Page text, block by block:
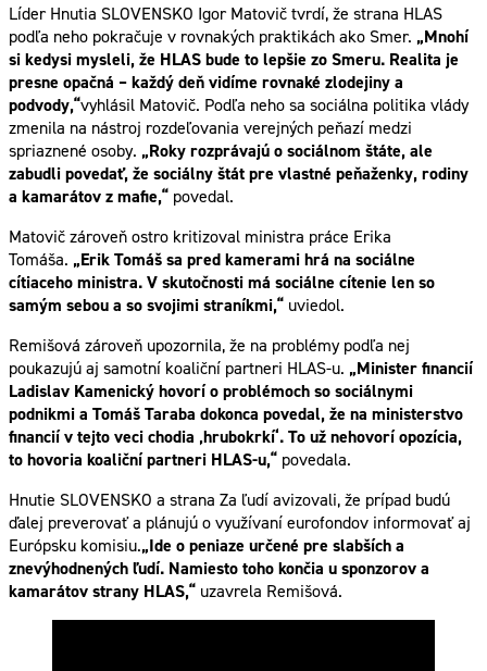
Líder Hnutia SLOVENSKO Igor Matovič tvrdí, že strana HLAS
podľa neho pokračuje v rovnakých praktikách ako Smer. „Mnohí
si kedysi mysleli, že HLAS bude to lepšie zo Smeru. Realita je
presne opačná – každý deň vidíme rovnaké zlodejiny a
podvody,“vyhlásil Matovič. Podľa neho sa sociálna politika vlády
zmenila na nástroj rozdeľovania verejných peňazí medzi
spriaznené osoby. „Roky rozprávajú o sociálnom štáte, ale
zabudli povedať, že sociálny štát pre vlastné peňaženky, rodiny
a kamarátov z mafie,“ povedal.
Matovič zároveň ostro kritizoval ministra práce Erika
Tomáša. „Erik Tomáš sa pred kamerami hrá na sociálne
cítiaceho ministra. V skutočnosti má sociálne cítenie len so
samým sebou a so svojimi straníkmi,“ uviedol.
Remišová zároveň upozornila, že na problémy podľa nej
poukazujú aj samotní koaliční partneri HLAS-u. „Minister financií
Ladislav Kamenický hovorí o problémoch so sociálnymi
podnikmi a Tomáš Taraba dokonca povedal, že na ministerstvo
financií v tejto veci chodia ‚hrubokrkí‘. To už nehovorí opozícia,
to hovoria koaliční partneri HLAS-u,“ povedala.
Hnutie SLOVENSKO a strana Za ľudí avizovali, že prípad budú
ďalej preverovať a plánujú o využívaní eurofondov informovať aj
Európsku komisiu.„Ide o peniaze určené pre slabších a
znevýhodnených ľudí. Namiesto toho končia u sponzorov a
kamarátov strany HLAS,“ uzavrela Remišová.